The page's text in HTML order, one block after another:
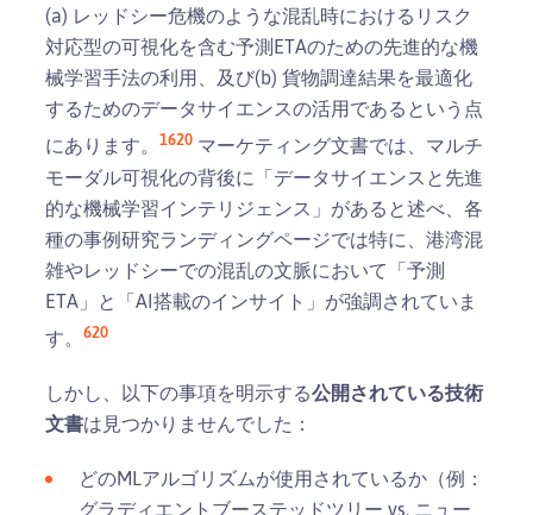
(a) レッドシー危機のような混乱時におけるリスク
対応型の可視化を含む予測ETAのための先進的な機
械学習手法の利用、及び(b) 貨物調達結果を最適化
するためのデータサイエンスの活用であるという点
にあります。 1620 マーケティング文書では、マルチ
モーダル可視化の背後に「データサイエンスと先進
的な機械学習インテリジェンス」があると述べ、各
種の事例研究ランディングページでは特に、港湾混
雑やレッドシーでの混乱の文脈において「予測
ETA」と「AI搭載のインサイト」が強調されていま
す。 620
しかし、以下の事項を明示する公開されている技術
文書は見つかりませんでした：
どのMLアルゴリズムが使用されているか（例：
グラディエントブーステッドツリー vs. ニュー